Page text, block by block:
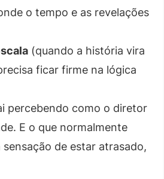
o tempo e as revelações
(quando a história vira
ficar firme na lógica
percebendo como o diretor
E o que normalmente
sensação de estar atrasado,